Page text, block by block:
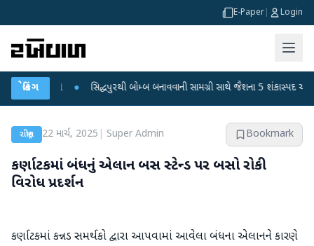
E-Paper Login
બ્રેકિંગ
કરી સિદ્ધપુરથી બોમ્બ બનાવવાની સામગ્રી સાથે જૈશના 5 શંકાસ્પદ આતંકી
રાષ્ટ્રીય 22 માર્ચ, 2025 Super Admin Bookmark
કર્ણાટકમાં બંધનું એલાન બસ સ્ટેન્ડ પર બસો રોકી
વિરોધ પ્રદર્શન
કર્ણાટકમાં કન્નડ સમર્થકો દ્વારા આપવામાં આવેલા બંધના એલાનને કારણે